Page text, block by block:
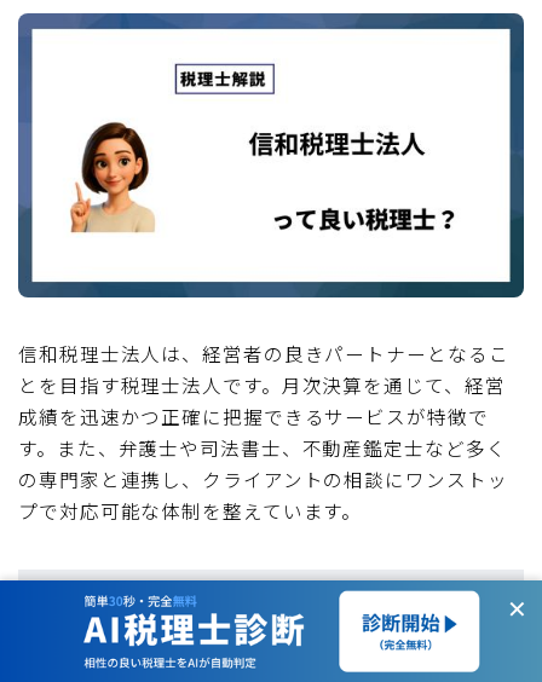
信和税理士法人は、経営者の良きパートナーとなるこ
とを目指す税理士法人です。月次決算を通じて、経営
成績を迅速かつ正確に把握できるサービスが特徴で
す。また、弁護士や司法書士、不動産鑑定士など多く
の専門家と連携し、クライアントの相談にワンストッ
プで対応可能な体制を整えています。
永吉昭和税理士事務所 ✕